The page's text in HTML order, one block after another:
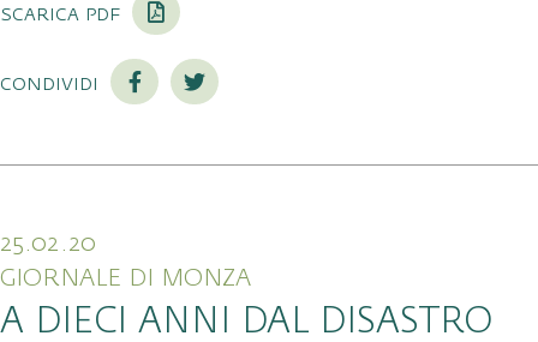
scarica pdf
condividi
25.02.20
GIORNALE DI MONZA
A DIECI ANNI DAL DISASTRO